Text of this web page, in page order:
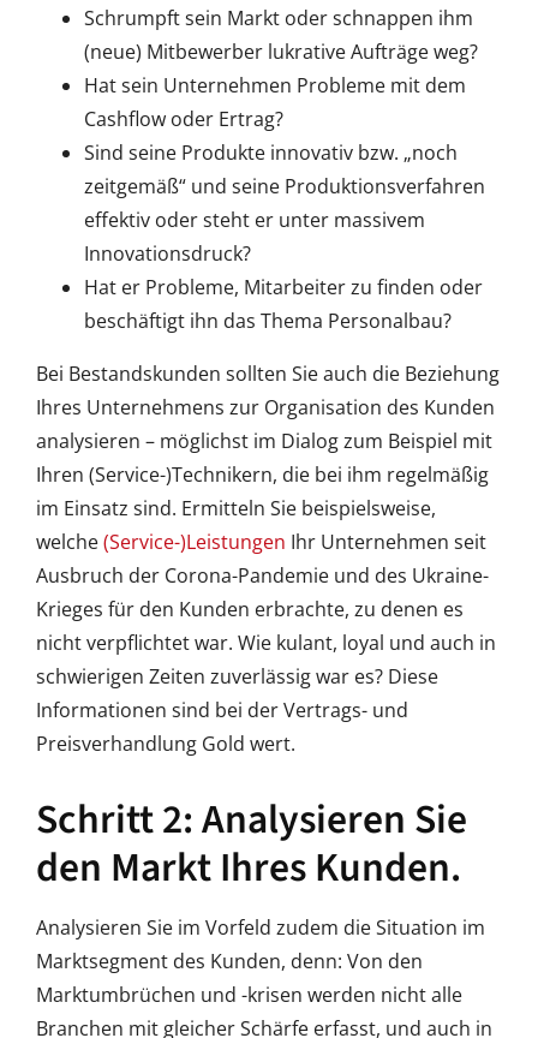
Schrumpft sein Markt oder schnappen ihm
(neue) Mitbewerber lukrative Aufträge weg?
Hat sein Unternehmen Probleme mit dem
Cashflow oder Ertrag?
Sind seine Produkte innovativ bzw. „noch
zeitgemäß“ und seine Produktionsverfahren
effektiv oder steht er unter massivem
Innovationsdruck?
Hat er Probleme, Mitarbeiter zu finden oder
beschäftigt ihn das Thema Personalbau?
Bei Bestandskunden sollten Sie auch die Beziehung
Ihres Unternehmens zur Organisation des Kunden
analysieren – möglichst im Dialog zum Beispiel mit
Ihren (Service-)Technikern, die bei ihm regelmäßig
im Einsatz sind. Ermitteln Sie beispielsweise,
welche(Service-)Leistungen Ihr Unternehmen seit
Ausbruch der Corona-Pandemie und des Ukraine-
Krieges für den Kunden erbrachte, zu denen es
nicht verpflichtet war. Wie kulant, loyal und auch in
schwierigen Zeiten zuverlässig war es? Diese
Informationen sind bei der Vertrags- und
Preisverhandlung Gold wert.
Schritt 2: Analysieren Sie
den Markt Ihres Kunden.
Analysieren Sie im Vorfeld zudem die Situation im
Marktsegment des Kunden, denn: Von den
Marktumbrüchen und -krisen werden nicht alle
Branchen mit gleicher Schärfe erfasst, und auch in